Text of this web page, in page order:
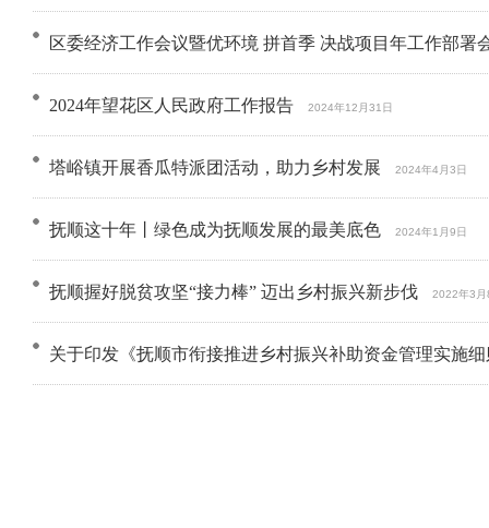
区委经济工作会议暨优环境 拼首季 决战项目年工作部署
2024年望花区人民政府工作报告 2024年12月31日
塔峪镇开展香瓜特派团活动，助力乡村发展 2024年4月3日
抚顺这十年丨绿色成为抚顺发展的最美底色 2024年1月9日
抚顺握好脱贫攻坚“接力棒” 迈出乡村振兴新步伐 2022年3月
关于印发《抚顺市衔接推进乡村振兴补助资金管理实施